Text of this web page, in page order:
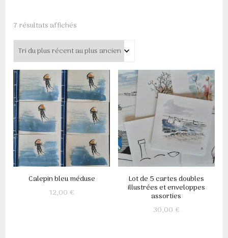
7 résultats affichés
du
plus
récent
plus
ancien
Calepin bleu méduse
12,00 €
Lot de 5 cartes doubles
illustrées et enveloppes
assorties
30,00 €